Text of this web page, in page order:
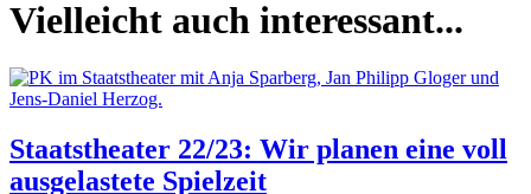
Vielleicht auch interessant...
Staatstheater 22/23: Wir planen eine voll
ausgelastete Spielzeit